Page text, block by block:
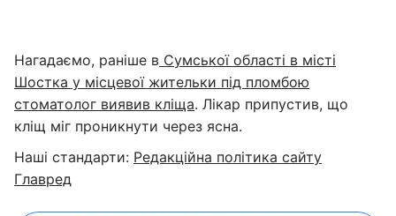
Нагадаємо, раніше в Сумської області в місті
Шостка у місцевої жительки під пломбою
стоматолог виявив кліща. Лікар припустив, що
кліщ міг проникнути через ясна.
Наші стандарти: Редакційна політика сайту
Главред